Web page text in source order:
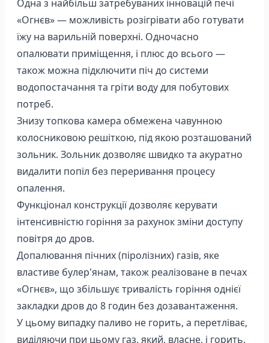
Одна з найбільш затребуваних інновацій печі
«Огнєв» — можливість розігрівати або готувати
їжу на варильній поверхні. Одночасно
опалювати приміщення, і плюс до всього —
також можна підключити піч до системи
водопостачання та гріти воду для побутових
потреб.
Знизу топкова камера обмежена чавунною
колосниковою решіткою, під якою розташований
зольник. Зольник дозволяє швидко та акуратно
видалити попіл без переривання процесу
опалення.
Функціонал конструкції дозволяє керувати
інтенсивністю горіння за рахунок зміни доступу
повітря до дров.
Допалювання пічних (піролізних) газів, яке
властиве булер'янам, також реалізоване в печах
«Огнєв», що збільшує тривалість горіння однієї
закладки дров до 8 годин без дозавантаження.
У цьому випадку паливо не горить, а перетліває,
виділяючи при цьому газ, який, власне, і горить.